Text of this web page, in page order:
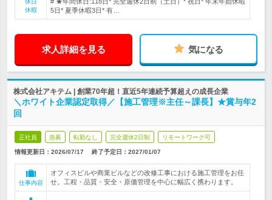
休日
休暇
5日* 夏季休暇3日* 有…
求人詳細を見る 気になる
株式会社アキテム | 創業70年超！直近5年連続予算超えの成長企業
＼ホワイト企業認定取得／【施工管理※主任～課長】★賞与年2
回
正社員 急募 転勤なし 完全週休2日制 リモートワーク可
情報更新日：2026/07/17 終了予定日： 2027/01/07
仕事内容
オフィスビルや商業ビルなどの改修工事における施工管理をお任
せ。工程・品質・安全・原価管理を中心に幅広く携わります。